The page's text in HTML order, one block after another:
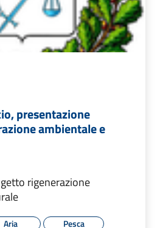
presentazione
ambientale e
rigenerazione
Aria Pesca